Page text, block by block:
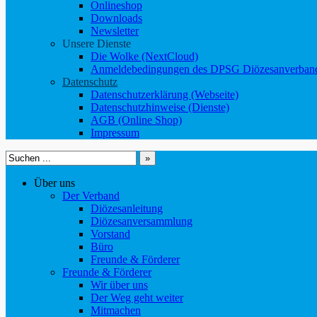
Onlineshop
Downloads
Newsletter
Unsere Dienste
Die Wolke (NextCloud)
Anmeldebedingungen des DPSG
Datenschutz
Datenschutzerklärung (Webseite)
Datenschutzhinweise (Dienste)
AGB (Online Shop)
Impressum
Suchen
nach:
Über uns
Der Verband
Diözesanleitung
Diözesanversammlung
Vorstand
Büro
Freunde & Förderer
Freunde & Förderer
Wir über uns
Der Weg geht weiter
Mitmachen